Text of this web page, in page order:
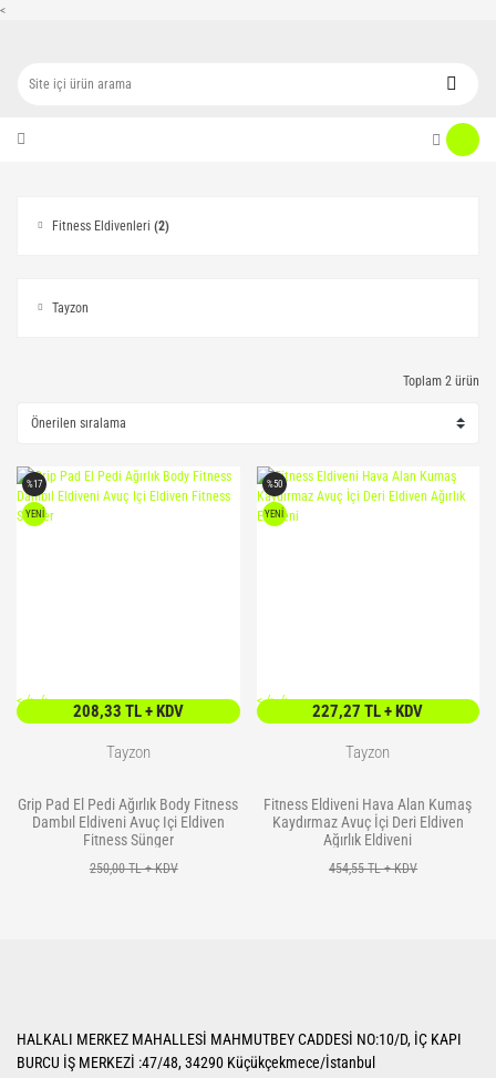
<
Fitness Eldivenleri (2)
Tayzon
Toplam 2 ürün
%17
YENİ
</> />
208,33 TL + KDV
Tayzon
Grip Pad El Pedi Ağırlık Body Fitness
Dambıl Eldiveni Avuç Içi Eldiven
Fitness Sünger
250,00 TL + KDV
%50
YENİ
</> />
227,27 TL + KDV
Tayzon
Fitness Eldiveni Hava Alan Kumaş
Kaydırmaz Avuç İçi Deri Eldiven
Ağırlık Eldiveni
454,55 TL + KDV
HALKALI MERKEZ MAHALLESİ MAHMUTBEY CADDESİ NO:10/D, İÇ KAPI
BURCU İŞ MERKEZİ :47/48, 34290 Küçükçekmece/İstanbul